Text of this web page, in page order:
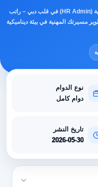
فرصة عمل مميزة: مطلوب مسؤول/ة موارد بشرية (HR Admin) في قلب دبي – راتب
مسيرتك المهنية في بيئة ديناميكية
نوع الدوام
دوام كامل
تاريخ النشر
2026-05-30